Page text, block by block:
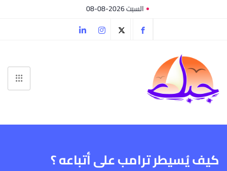
السبت 2026-08-08
كيف يُسيطر ترامب على أتباعه ؟